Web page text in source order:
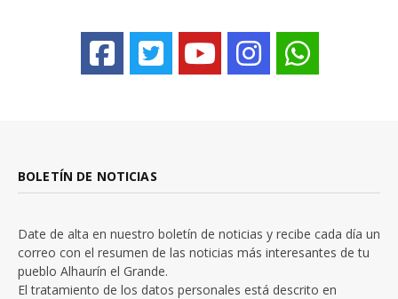
BOLETÍN DE NOTICIAS
Date de alta en nuestro boletín de noticias y recibe cada día un
correo con el resumen de las noticias más interesantes de tu
pueblo Alhaurín el Grande.
El tratamiento de los datos personales está descrito en